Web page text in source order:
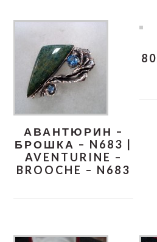
АВАНТЮРИН –
БРОШКА – N683 |
AVENTURINE –
BROOCHE – N683